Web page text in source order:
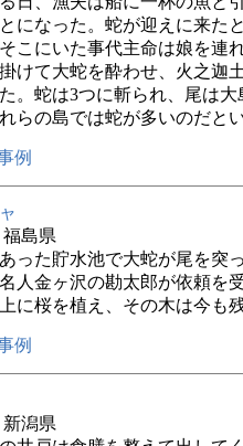
になった。蛇が迎えに来た
こにいた事代主命は娘を連
けて大蛇を酔わせ、火之迦
。蛇は3つに斬られ、尾は
らの島では蛇が多いのだとい
例
福島県
った貯水池で大蛇が尾を突
人金ヶ沢の勘太郎が依頼を
に桜を植え、その木は今も
例
新潟県